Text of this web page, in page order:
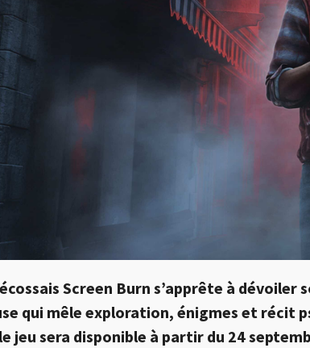
Screen Burn s’apprête à
qui mêle exploration, énigmes et récit
jeu sera disponible à partir du 24